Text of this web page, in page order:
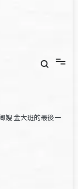
嫂 金大班的最後一